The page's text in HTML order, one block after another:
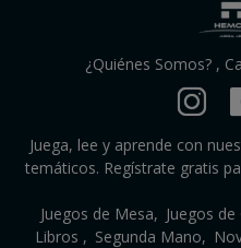
¿Quiénes Somos?,
Juega, lee y aprende con
temáticos. Regístrate gratis
Juegos de Mesa Juegos
Libros
Segunda Mano